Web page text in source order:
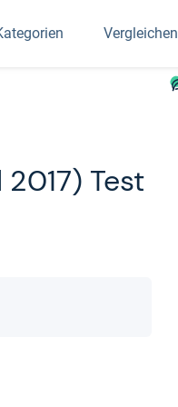
Vergleichen
Test